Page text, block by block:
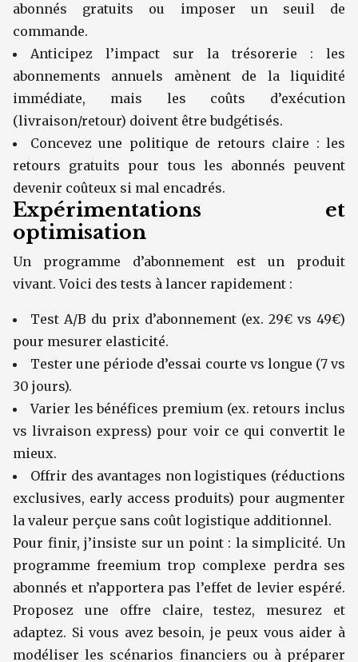
abonnés gratuits ou imposer un seuil de
commande.
Anticipez l’impact sur la trésorerie : les
abonnements annuels amènent de la liquidité
immédiate, mais les coûts d’exécution
(livraison/retour) doivent être budgétisés.
Concevez une politique de retours claire : les
retours gratuits pour tous les abonnés peuvent
devenir coûteux si mal encadrés.
Expérimentations et
optimisation
Un programme d’abonnement est un produit
vivant. Voici des tests à lancer rapidement :
Test A/B du prix d’abonnement (ex. 29€ vs 49€)
pour mesurer elasticité.
Tester une période d’essai courte vs longue (7 vs
30 jours).
Varier les bénéfices premium (ex. retours inclus
vs livraison express) pour voir ce qui convertit le
mieux.
Offrir des avantages non logistiques (réductions
exclusives, early access produits) pour augmenter
la valeur perçue sans coût logistique additionnel.
Pour finir, j’insiste sur un point : la simplicité. Un
programme freemium trop complexe perdra ses
abonnés et n’apportera pas l’effet de levier espéré.
Proposez une offre claire, testez, mesurez et
adaptez. Si vous avez besoin, je peux vous aider à
modéliser les scénarios financiers ou à préparer